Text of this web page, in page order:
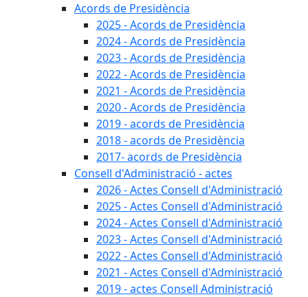
Acords de Presidència
2025 - Acords de Presidència
2024 - Acords de Presidència
2023 - Acords de Presidència
2022 - Acords de Presidència
2021 - Acords de Presidència
2020 - Acords de Presidència
2019 - acords de Presidència
2018 - acords de Presidència
2017- acords de Presidència
Consell d'Administració - actes
2026 - Actes Consell d'Administració
2025 - Actes Consell d'Administració
2024 - Actes Consell d'Administració
2023 - Actes Consell d'Administració
2022 - Actes Consell d'Administració
2021 - Actes Consell d'Administració
2019 - actes Consell Administració